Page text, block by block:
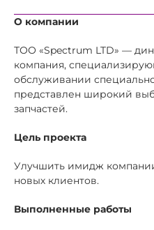
О компании
ТОО «Spectrum LTD» —
компания,
обслуживании
представлен широкий
запчастей.
Цель проекта
Улучшить имидж
новых клиентов.
Выполненные работы